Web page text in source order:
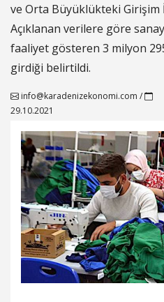
ve Orta Büyüklükteki Girişim
Açıklanan verilere göre
faaliyet gösteren 3 milyon
girdiği belirtildi.
info@karadenizekonomi.com /
29.10.2021